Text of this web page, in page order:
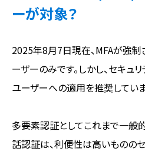
ーが対象？
2025年8月7日現在、MFAが強
ーザーのみです。しかし、セキュ
ユーザーへの適用を推奨していま
多要素認証としてこれまで一般
話認証は、利便性は高いもののセ